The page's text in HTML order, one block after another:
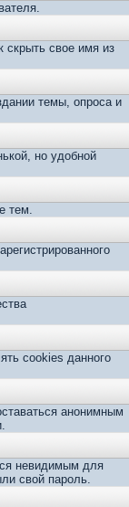
скрыть свое имя из
темы, опроса и
но удобной
тем.
cookies данного
анонимным
невидимым для
свой пароль.